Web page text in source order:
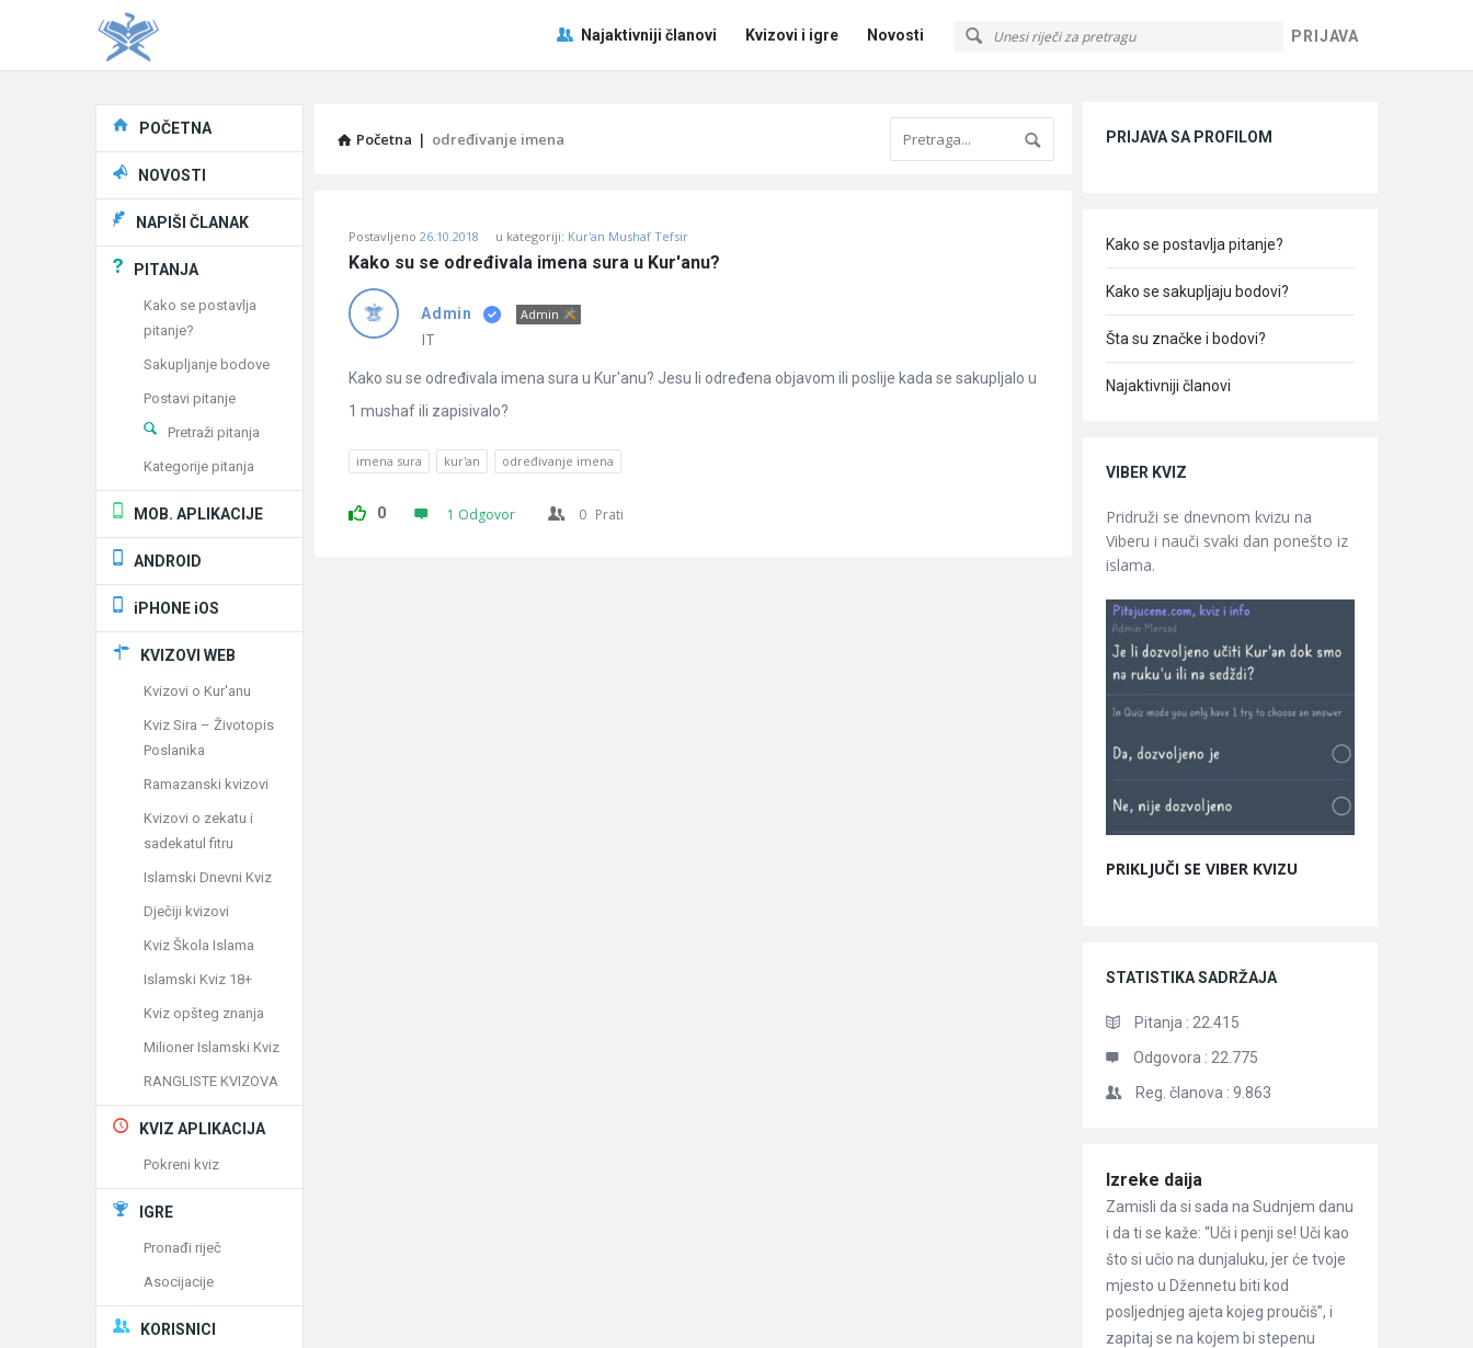
PRIJAVA
Pitaj
Učene
Navigacija
Najaktivniji članovi Kvizovi i igre Novosti
Početna | određivanje imena
Učene
Latest
Pitanja
Postavljeno 26.10.2018 u kategoriji: Kur'an Mushaf Tefsir
Kako su se određivala imena sura u Kur'anu?
Admin Admin
IT
Kako su se određivala imena sura u Kur'anu? Jesu li određena objavom ili poslije kada se sakupljalo u
1 mushaf ili zapisivalo?
imena sura kur'an određivanje imena
0 1 Odgovor 0 Prati
PRIJAVA SA PROFILOM
Kako se postavlja pitanje?
Kako se sakupljaju bodovi?
Šta su značke i bodovi?
Najaktivniji članovi
VIBER KVIZ
Pridruži se dnevnom kvizu na
Viberu i nauči svaki dan ponešto iz
islama.
PRIKLJUČI SE VIBER KVIZU
STATISTIKA SADRŽAJA
Pitanja : 22.415
Odgovora : 22.775
Reg. članova : 9.863
Članci
Izreke daija
Zamisli da si sada na Sudnjem danu
i da ti se kaže: “Uči i penji se! Uči kao
što si učio na dunjaluku, jer će tvoje
mjesto u Džennetu biti kod
posljednjeg ajeta kojeg proučiš”, i
zapitaj se na kojem bi stepenu
Explore
POČETNA
NOVOSTI
NAPIŠI ČLANAK
PITANJA
Kako se postavlja
pitanje?
Sakupljanje bodove
Postavi pitanje
Pretraži pitanja
Kategorije pitanja
MOB. APLIKACIJE
ANDROID
iPHONE iOS
KVIZOVI WEB
Kvizovi o Kur'anu
Kviz Sira – Životopis
Poslanika
Ramazanski kvizovi
Kvizovi o zekatu i
sadekatul fitru
Islamski Dnevni Kviz
Dječiji kvizovi
Kviz Škola Islama
Islamski Kviz 18+
Kviz opšteg znanja
Milioner Islamski Kviz
RANGLISTE KVIZOVA
KVIZ APLIKACIJA
Pokreni kviz
IGRE
Pronađi riječ
Asocijacije
KORISNICI